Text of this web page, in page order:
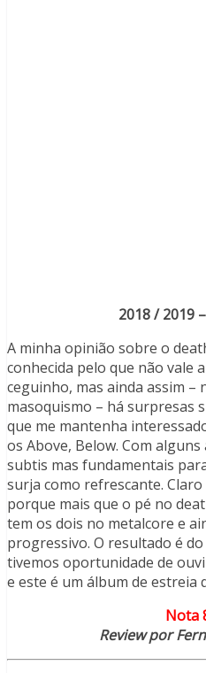
2018 / 2019
A minha opinião sobre o
conhecida pelo que não vale
ceguinho, mas ainda assim –
masoquismo – há surpresas
que me mantenha
os Above, Below. Com
subtis mas fundamentais
surja como refrescante.
porque mais que o pé no
tem os dois no metalcore e
progressivo. O resultado é
tivemos oportunidade de
e este é um álbum de estreia
Nota
Review por